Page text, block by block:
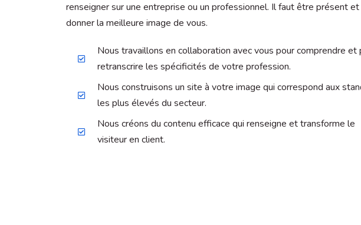
renseigner sur une entreprise ou un professionnel. Il faut être présent et
donner la meilleure image de vous.
Nous travaillons en collaboration avec vous pour comprendre et
retranscrire les spécificités de votre profession.
Nous construisons un site à votre image qui correspond aux
les plus élevés du secteur.
Nous créons du contenu efficace qui renseigne et transforme le
visiteur en client.